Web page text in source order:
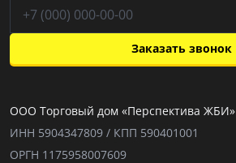
Заказать звонок
ООО Торговый дом «Перспектива ЖБИ»
ИНН 5904347809 / КПП 590401001
ОРГН 1175958007609